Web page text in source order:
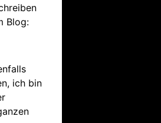
Blog:
ich bin